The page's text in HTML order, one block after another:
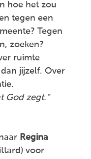
hoe het zou
tegen een
Tegen
zoeken?
ruimte
jijzelf. Over
God zegt.”
Regina
voor